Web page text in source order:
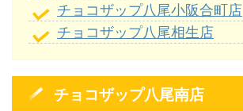
チョコザップ八尾小阪合町店
チョコザップ八尾相生店
チョコザップ八尾南店